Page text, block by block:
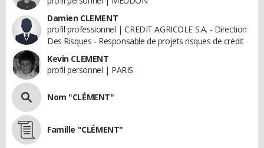
Damien CLEMENT
profil professionnel | CREDIT AGRICOLE S.A. - Direction
Des Risques - Responsable de projets risques de crédit
Kevin CLEMENT
profil personnel | PARIS
Nom "CLÉMENT"
Famille "CLÉMENT"